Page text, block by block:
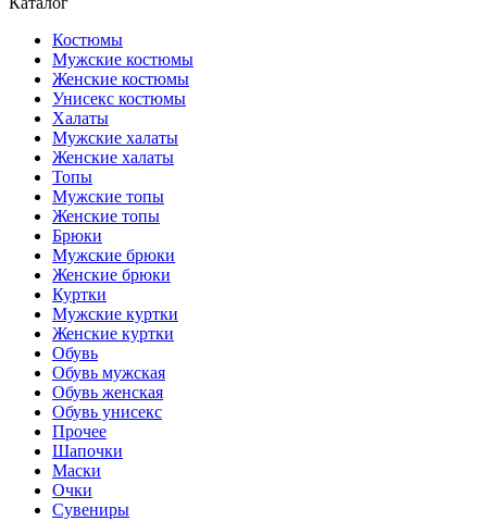
Костюмы
Мужские костюмы
Женские костюмы
Унисекс костюмы
Халаты
Мужские халаты
Женские халаты
Топы
Мужские топы
Женские топы
Брюки
Мужские брюки
Женские брюки
Куртки
Мужские куртки
Женские куртки
Обувь
Обувь мужская
Обувь женская
Обувь унисекс
Прочее
Шапочки
Маски
Очки
Сувениры